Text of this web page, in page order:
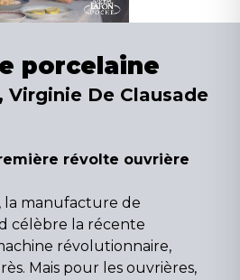
porcelaine
Virginie De Clausade
révolte ouvrière
la manufacture de
célèbre la récente
révolutionnaire,
Mais pour les ouvrières,